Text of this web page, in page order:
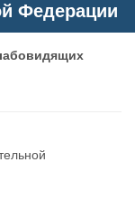
Федерации